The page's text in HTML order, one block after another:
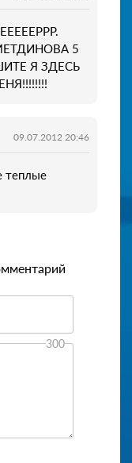
5
Я ЗДЕСЬ
09.07.2012 20:46
теплые
300